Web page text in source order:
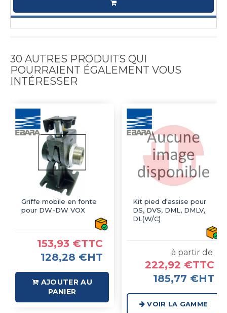
30 AUTRES PRODUITS QUI
POURRAIENT ÉGALEMENT VOUS
INTÉRESSER
Griffe mobile en fonte
pour DW-DW VOX
153,93 €TTC
128,28 €HT
AJOUTER AU
PANIER
Kit pied d'assise pour
DS, DVS, DML, DMLV,
DL(W/C)
à partir de
222,92 €TTC
185,77 €HT
VOIR LA GAMME